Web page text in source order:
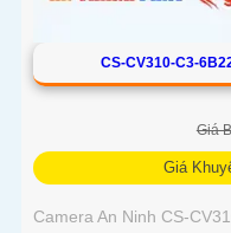
CS-CV310-C3-
Giá
Giá
Camera An Ninh CS-